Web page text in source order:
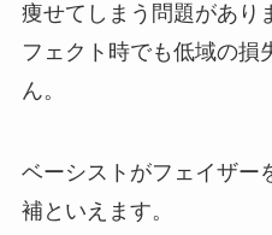
痩せてしまう問題があり
フェクト時でも低域の損
ん。
ベーシストがフェイザー
補といえます。